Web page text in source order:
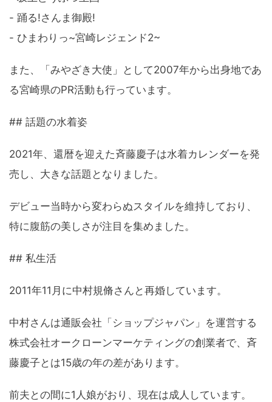
- 踊る!さんま御殿!
- ひまわりっ~宮崎レジェンド2~
また、「みやざき大使」として2007年から出身地であ
る宮崎県のPR活動も行っています。
## 話題の水着姿
2021年、還暦を迎えた斉藤慶子は水着カレンダーを発
売し、大きな話題となりました。
デビュー当時から変わらぬスタイルを維持しており、
特に腹筋の美しさが注目を集めました。
## 私生活
2011年11月に中村規脩さんと再婚しています。
中村さんは通販会社「ショップジャパン」を運営する
株式会社オークローンマーケティングの創業者で、斉
藤慶子とは15歳の年の差があります。
前夫との間に1人娘がおり、現在は成人しています。